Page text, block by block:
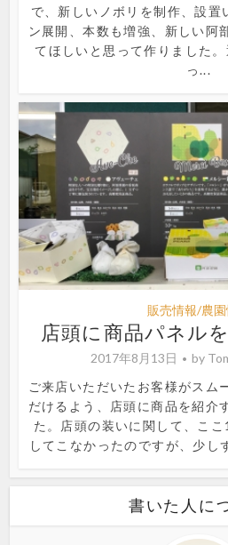
で、新しいノボリを制作、設置
ン展開、本数も増強、新しい阿
てほしいと思って作りました
っ...
販売情報/農
店頭に商品パネル
2017年8月13日 by
ご来店いただいたお客様がスム
だけるよう、店頭に商品を紹介
た。店頭の装いに関して、こ
してこなかったのですが、少し
書いた人に